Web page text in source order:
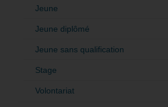
Jeune
Jeune diplômé
Jeune sans qualification
Stage
Volontariat